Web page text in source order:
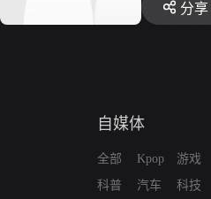
分享
自媒体
全部
科普
Kpop
汽车
游戏
科技